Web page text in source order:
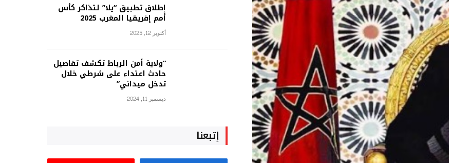
إطلاق تطبيق “يلا” لتذاكر كأس
أمم إفريقيا المغرب 2025
أكتوبر 12, 2025
“ولاية أمن الرباط تكشف تفاصيل
حادث اعتداء على شرطي خلال
تدخل ميداني”
ديسمبر 11, 2024
إتبعنا